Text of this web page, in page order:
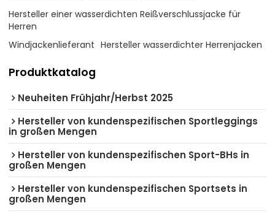
Hersteller einer wasserdichten Reißverschlussjacke für
Herren
Windjackenlieferant Hersteller wasserdichter Herrenjacken
Produktkatalog
Neuheiten Frühjahr/Herbst 2025
Hersteller von kundenspezifischen Sportleggings
in großen Mengen
Hersteller von kundenspezifischen Sport-BHs in
großen Mengen
Hersteller von kundenspezifischen Sportsets in
großen Mengen